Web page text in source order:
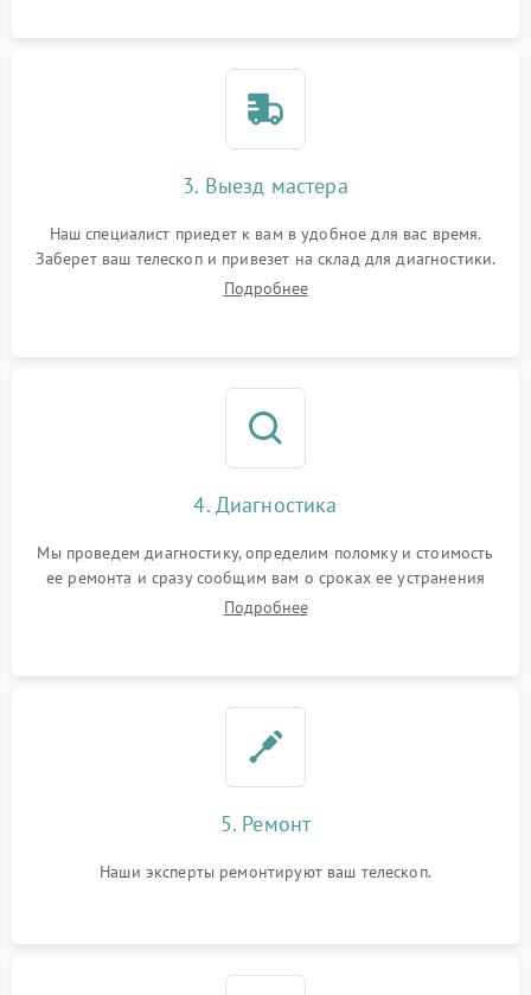
3. Выезд мастера
Наш специалист приедет к вам в удобное для вас время.
Заберет ваш телескоп и привезет на склад для диагностики.
Подробнее
4. Диагностика
Мы проведем диагностику, определим поломку и стоимость
ее ремонта и сразу сообщим вам о сроках ее устранения
Подробнее
5. Ремонт
Наши эксперты ремонтируют ваш телескоп.